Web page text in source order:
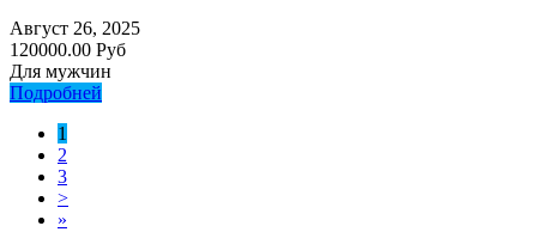
Август 26, 2025
120000.00 Руб
Для мужчин
Подробней
1
2
3
>
»